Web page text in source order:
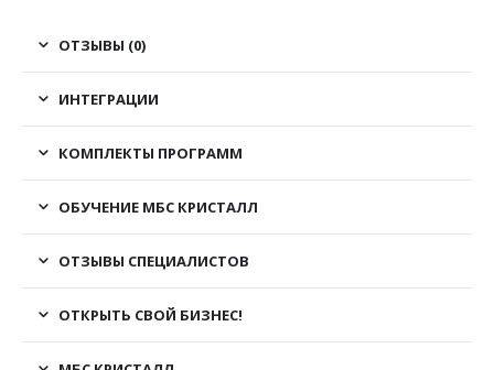
ОТЗЫВЫ (0)
ИНТЕГРАЦИИ
КОМПЛЕКТЫ ПРОГРАММ
ОБУЧЕНИЕ МБС КРИСТАЛЛ
ОТЗЫВЫ СПЕЦИАЛИСТОВ
ОТКРЫТЬ СВОЙ БИЗНЕС!